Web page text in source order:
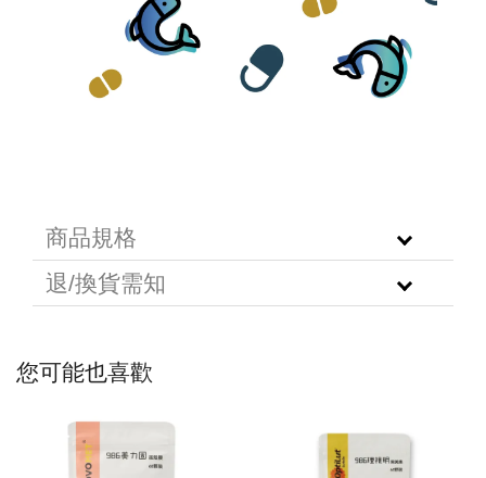
商品規格
退/換貨需知
您可能也喜歡